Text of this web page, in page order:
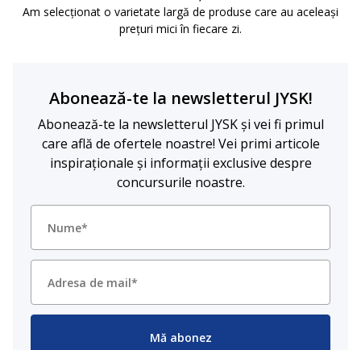
Am selecționat o varietate largă de produse care au aceleași
prețuri mici în fiecare zi.
Abonează-te la newsletterul JYSK!
Abonează-te la newsletterul JYSK și vei fi primul
care află de ofertele noastre! Vei primi articole
inspiraționale și informații exclusive despre
concursurile noastre.
Mă abonez